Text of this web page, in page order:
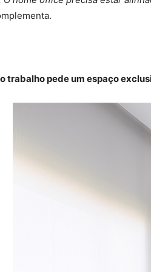
trabalho pede um espaço